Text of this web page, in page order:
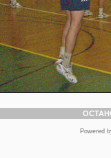
Powered